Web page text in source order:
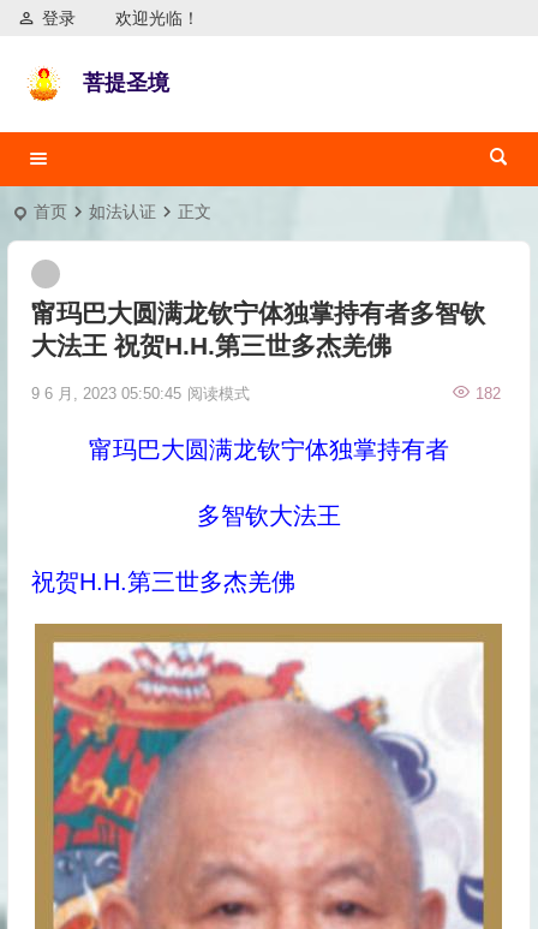
欢迎光临！
登录
菩提圣境
首页 如法认证 正文
甯玛巴大圆满龙钦宁体独掌持有者多智钦
大法王 祝贺H.H.第三世多杰羌佛
9 6 月, 2023 05:50:45 182
阅读模式
甯玛巴大圆满龙钦宁体独掌持有者
多智钦大法王
祝贺H.H.第三世多杰羌佛